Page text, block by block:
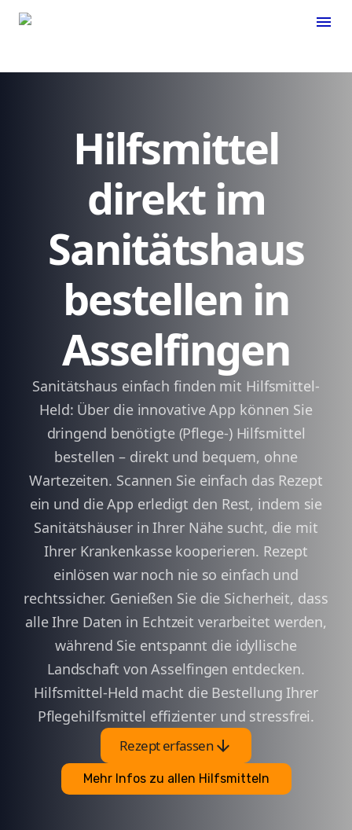
menu
Hilfsmittel
direkt im
Sanitätshaus
bestellen in
Asselfingen
Sanitätshaus einfach finden mit Hilfsmittel-
Held: Über die innovative App können Sie
dringend benötigte (Pflege-) Hilfsmittel
bestellen – direkt und bequem, ohne
Wartezeiten. Scannen Sie einfach das Rezept
ein und die App erledigt den Rest, indem sie
Sanitätshäuser in Ihrer Nähe sucht, die mit
Ihrer Krankenkasse kooperieren. Rezept
einlösen war noch nie so einfach und
rechtssicher. Genießen Sie die Sicherheit, dass
alle Ihre Daten in Echtzeit verarbeitet werden,
während Sie entspannt die idyllische
Landschaft von Asselfingen entdecken.
Hilfsmittel-Held macht die Bestellung Ihrer
Pflegehilfsmittel effizienter und stressfrei.
Rezept erfassenarrow_downward
Mehr Infos zu allen Hilfsmitteln